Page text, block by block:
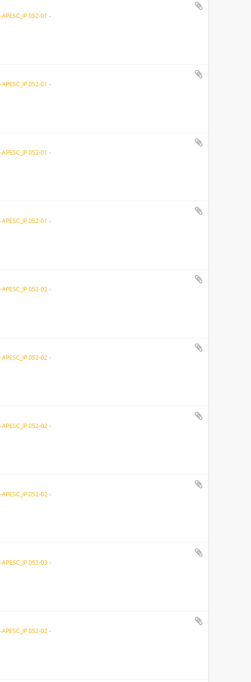
052-01
052-01
052-01
052-01
052-02
052-02
052-02
052-02
APESC_IP 052-03
052-02